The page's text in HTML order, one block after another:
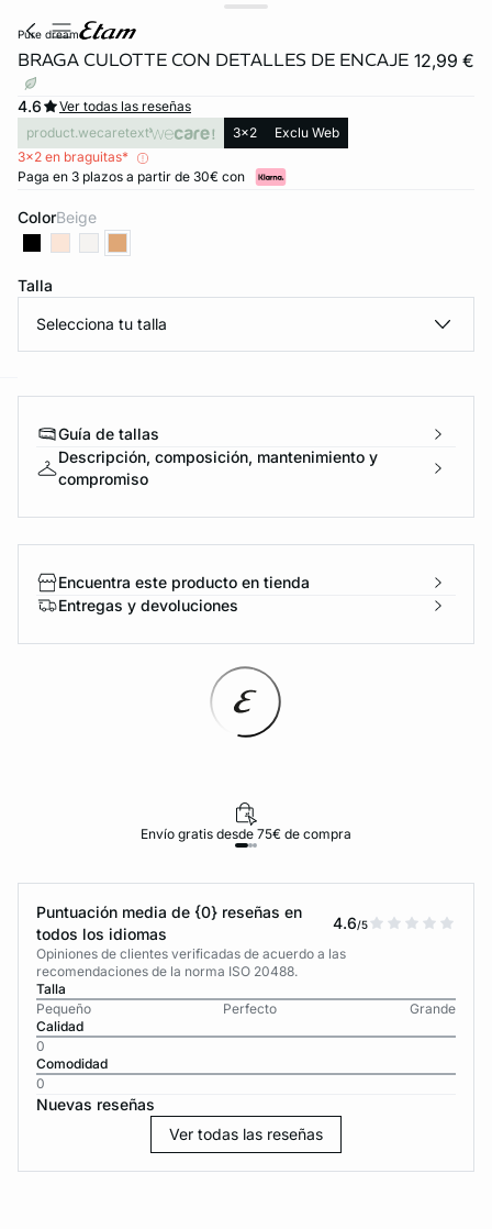
pure dream
BRAGA CULOTTE CON DETALLES DE ENCAJE 12,99 €
4.6
Ver todas las reseñas
product.wecaretext
3x2
Exclu Web
3x2 en braguitas*
Paga en 3 plazos a partir de 30€ con
Color beige
Talla
Selecciona tu talla
Guía de tallas
Descripción, composición, mantenimiento y
compromiso
Encuentra este producto en tienda
Entregas y devoluciones
Envío gratis desde 75€ de compra
Puntuación media de {0} reseñas en
todos los idiomas
4.6/5
Opiniones de clientes verificadas de acuerdo a las
recomendaciones de la norma ISO 20488.
Talla
Pequeño
Perfecto
Grande
Calidad
0
Comodidad
0
Nuevas reseñas
Ver todas las reseñas